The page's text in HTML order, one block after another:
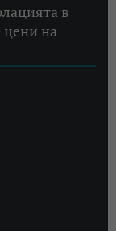
в
цени на